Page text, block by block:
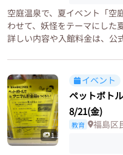
空庭温泉で、夏イベント「空
わせて、妖怪をテーマにした
詳しい内容や入館料金は、公
1
イベント
ペットボト
8/21(金)
教育 福島区